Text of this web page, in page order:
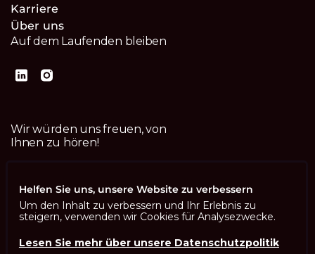
Karriere
Über uns
Auf dem Laufenden bleiben
Wir würden uns freuen, von
Ihnen zu hören!
Helfen Sie uns, unsere Website zu verbessern
Um den Inhalt zu verbessern und Ihr Erlebnis zu
steigern, verwenden wir Cookies für Analysezwecke.
Lesen Sie mehr über unsere Datenschutzpolitik